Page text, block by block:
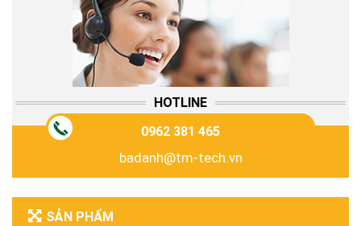
HOTLINE
0962 381 465
badanh@tm-tech.vn
SẢN PHẨM